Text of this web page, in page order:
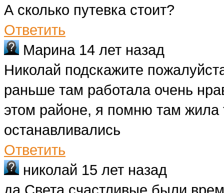
А сколько путевка стоит?
Ответить
Марина 14 лет назад
Николай подскажите
раньше там работала очень
этом районе, я помню там жила
останавливались
Ответить
николай 15 лет назад